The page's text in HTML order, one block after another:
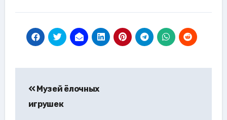
по
записям
Музей ёлочных
игрушек